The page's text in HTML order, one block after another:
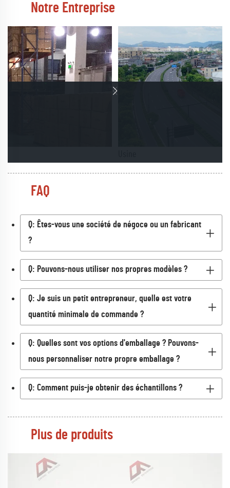
Notre Entreprise
FAQ
Q: Êtes-vous une société de négoce ou un fabricant
?
Q: Pouvons-nous utiliser nos propres modèles ?
Q: Je suis un petit entrepreneur, quelle est votre
quantité minimale de commande ?
Q: Quelles sont vos options d'emballage ? Pouvons-
nous personnaliser notre propre emballage ?
Q: Comment puis-je obtenir des échantillons ?
Plus de produits